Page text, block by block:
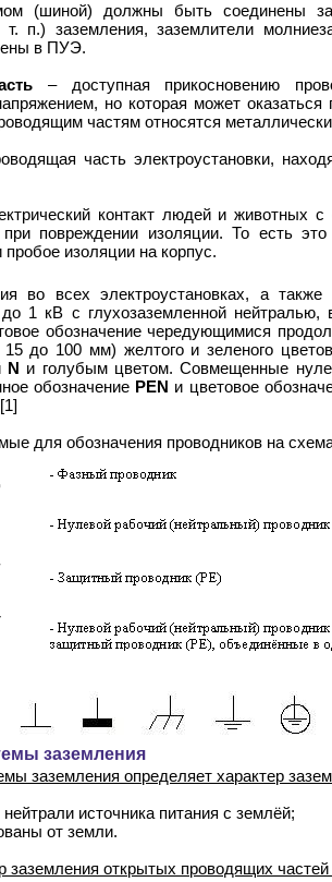
(шиной) должны быть соединены
и т. п.) заземления, заземлители
в ПУЭ.
– доступная прикосновению
но которая может
частям относятся
часть электроустановки,
контакт людей и животных
повреждении изоляции. То есть это
изоляции на корпус.
во всех электроустановках, а
до 1 кВ с глухозаземленной
обозначение чередующимися
до 100 мм) желтого и зеленого
N и голубым цветом. Совмещенные
обозначение PEN и цветовое
для обозначения проводников на
заземления
заземления определяет характер
источника питания с землёй;
от земли.
заземления открытых проводящих частей